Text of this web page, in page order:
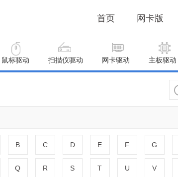
首页 网卡版
鼠标驱动 扫描仪驱动 网卡驱动 主板驱动
B C D E F G
Q R S T U V